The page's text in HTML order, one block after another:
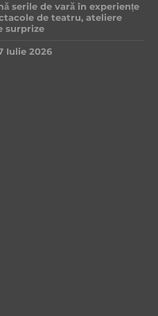
serile de vară în experiențe
de teatru, ateliere
surprize
Iulie 2026